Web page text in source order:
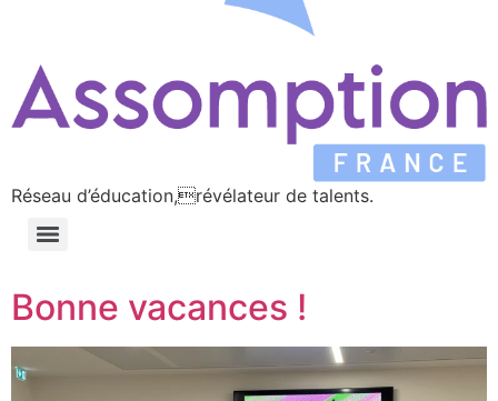
Réseau d’éducation,révélateur de talents.
Bonne vacances !